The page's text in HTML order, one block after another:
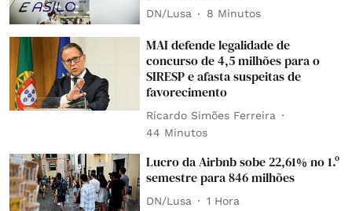
DN/Lusa 8 Minutos
MAI defende legalidade de
concurso de 4,5 milhões para o
SIRESP e afasta suspeitas de
favorecimento
Ricardo Simões Ferreira
44 Minutos
Lucro da Airbnb sobe 22,61% no 1.º
semestre para 846 milhões
DN/Lusa 1 Hora